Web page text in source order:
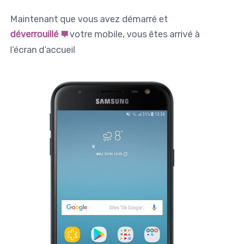
Maintenant que vous avez démarré et
déverrouillé
votre mobile, vous êtes arrivé à
l’écran d’accueil